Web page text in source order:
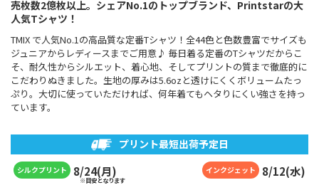
売枚数2億枚以上。シェアNo.1のトップブランド、Printstarの大
人気Tシャツ！
TMIX で人気No.1の高品質な定番Tシャツ！全44色と色数豊富でサイズも
ジュニアからレディースまでご用意♪ 毎日着る定番のTシャツだからこ
そ、耐久性からシルエット、着心地、そしてプリントの質まで徹底的に
こだわりぬきました。生地の厚みは5.6ozと透けにくくボリュームたっ
ぷり。大切に使っていただければ、何年着てもヘタりにくい強さを持っ
ています。
プリント最短出荷予定日
シルクプリント 8/24(月) インクジェット 8/12(水)
※目安となります